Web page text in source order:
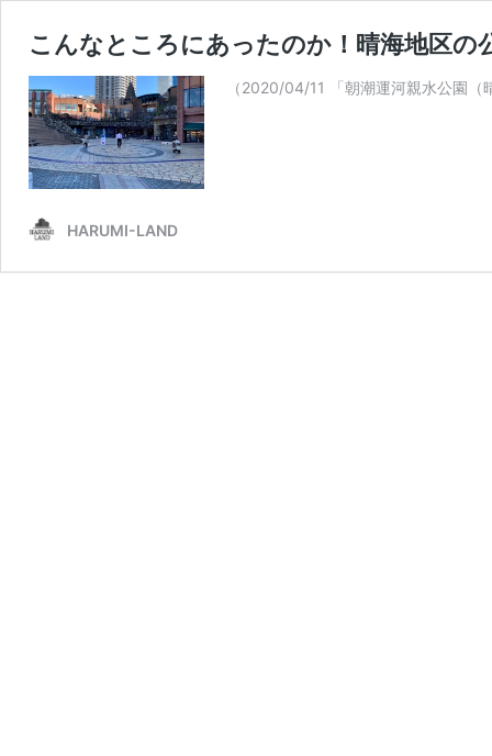
こんなところにあったのか！晴海地区の
（2020/04/11 「朝潮運河親水公園
HARUMI-LAND